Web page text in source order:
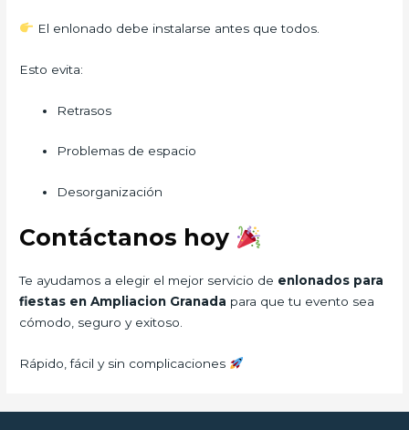
El enlonado debe instalarse antes que todos.
Esto evita:
Retrasos
Problemas de espacio
Desorganización
Contáctanos hoy
Te ayudamos a elegir el mejor servicio de enlonados para
fiestas en Ampliacion Granada para que tu evento sea
cómodo, seguro y exitoso.
Rápido, fácil y sin complicaciones